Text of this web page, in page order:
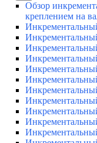
Обзор
креплением на